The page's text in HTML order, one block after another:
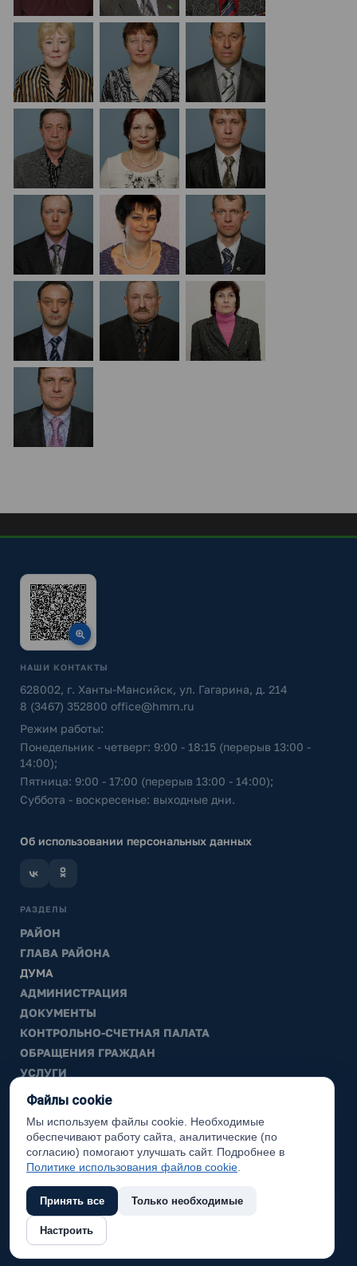
НАШИ КОНТАКТЫ
628002, г. Ханты-Мансийск, ул. Гагарина, д. 214
8 (3467) 352800 office@hmrn.ru
Режим работы:
Понедельник - четверг: 9:00 - 18:15 (перерыв 13:00 -
14:00);
Пятница: 9:00 - 17:00 (перерыв 13:00 - 14:00);
Суббота - воскресенье: выходные дни.
Об использовании персональных данных
РАЗДЕЛЫ
РАЙОН
ГЛАВА РАЙОНА
ДУМА
АДМИНИСТРАЦИЯ
ДОКУМЕНТЫ
КОНТРОЛЬНО-СЧЕТНАЯ ПАЛАТА
ОБРАЩЕНИЯ ГРАЖДАН
УСЛУГИ
ТИК
ИНФОРМАЦИЯ
Законодательная карта
Карта сайта
(с) 2017 Ханты-Мансийский район, официальный сайт
администрации
Файлы cookie
Мы используем файлы cookie. Необходимые
обеспечивают работу сайта, аналитические (по
согласию) помогают улучшать сайт. Подробнее в
Политике использования файлов cookie
Принять все Только необходимые
Настроить